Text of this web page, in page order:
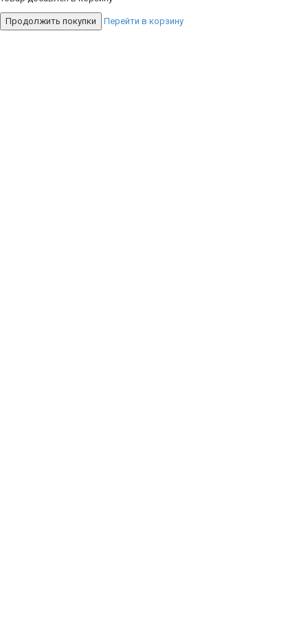
Продолжить покупки Перейти в корзину